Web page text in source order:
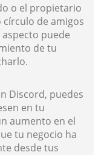
o el propietario
de amigos
puede
de tu
Discord, puedes
en tu
aumento en el
tu negocio ha
desde tus